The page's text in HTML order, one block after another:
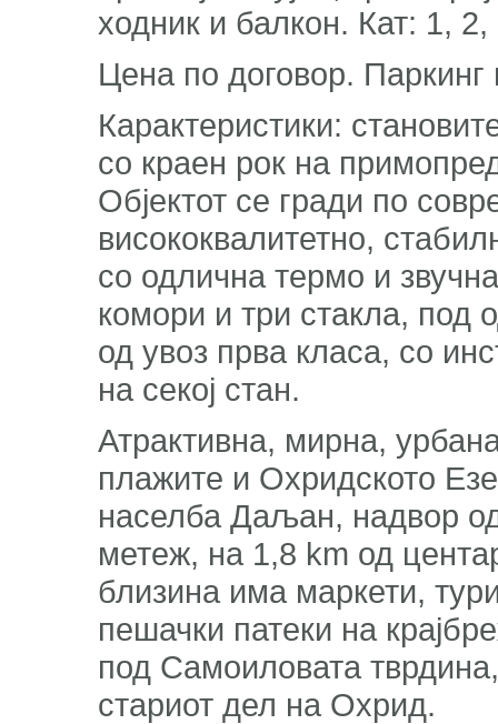
ходник и балкон. Кат: 1,
Цена по договор.
Карактеристики:
со краен рок на
Објектот се гради по
висококвалитетно,
со одлична термо и
комори и три стакла, под
од увоз прва класа, со
на секој стан.
Атрактивна, мирна,
плажите и Охридското
населба Даљан, надвор
метеж, на 1,8 km од
близина има маркети,
пешачки патеки на
под Самоиловата
стариот дел на Охрид.